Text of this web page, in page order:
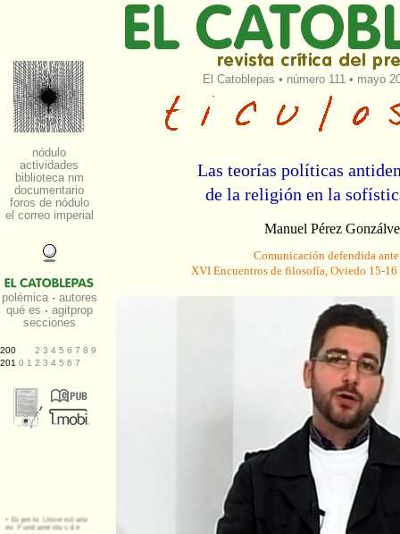
El Catoblepas • número 111• mayo
Las teorías políticas
de la religión en la
Manuel Pérez
Comunicación defendida
XVI Encuentros de filosofía, Oviedo 15-